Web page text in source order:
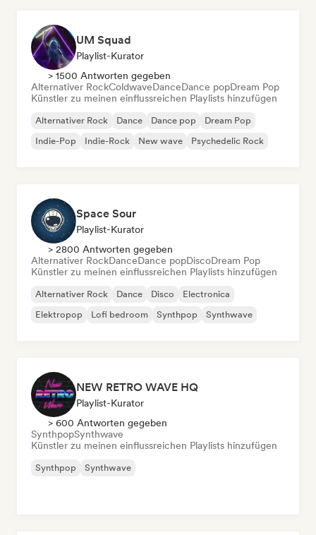
UM Squad
Playlist-Kurator
> 1500 Antworten gegeben
Alternativer RockColdwaveDanceDance popDream Pop
Künstler zu meinen einflussreichen Playlists hinzufügen
Alternativer Rock Dance Dance pop
Dream Pop
Indie-Pop
Indie-Rock New wave Psychedelic Rock
Space Sour
Playlist-Kurator
> 2800 Antworten gegeben
Alternativer RockDanceDance popDiscoDream Pop
Künstler zu meinen einflussreichen Playlists hinzufügen
Alternativer Rock Dance Disco
Electronica
Elektropop
Lofi bedroom Synthpop Synthwave
NEW RETRO WAVE HQ
Playlist-Kurator
> 600 Antworten gegeben
SynthpopSynthwave
Künstler zu meinen einflussreichen Playlists hinzufügen
Synthpop Synthwave